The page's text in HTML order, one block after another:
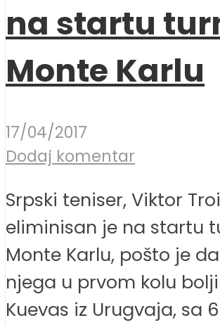
na startu
Monte Karlu
17/04/2017
Dodaj komentar
Srpski teniser, Viktor
eliminisan je na startu
Monte Karlu, pošto je
njega u prvom kolu
Kuevas iz Urugvaja, sa